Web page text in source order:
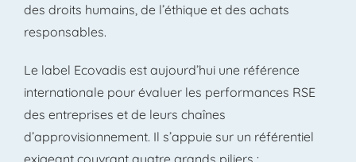
des droits humains, de l’éthique et des achats
responsables.
Le label Ecovadis est aujourd’hui une référence
internationale pour évaluer les performances RSE
des entreprises et de leurs chaînes
d’approvisionnement. Il s’appuie sur un référentiel
exigeant couvrant quatre grands piliers :